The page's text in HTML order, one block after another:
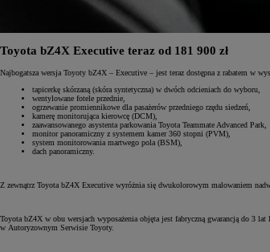
Toyota bZ4X Executive teraz od 181 900 zł
Najbogatsza wersja Toyoty bZ4X – Executive – jest teraz dostępna z rabatem w
tapicerkę skórzaną (skóra syntetyczna) w dwóch odcieniach do wyboru,
wentylowane fotele przednie,
ogrzewanie promiennikowe dla pasażerów przedniego rzędu siedzeń,
kamerę monitorująca kierowcę (DCM),
zaawansowanego asystenta parkowania Toyota Teammate Advanced Park,
monitor panoramiczny z systemem kamer 360 stopni (PVM),
system monitorowania martwego pola (BSM),
dach panoramiczny.
Z zewnątrz Toyota bZ4X Executive wyróżnia się dwukolorowym malowaniem
Toyota bZ4X w obu wersjach wyposażenia objęta jest fabryczną gwarancją do 3
w Autoryzownym Serwisie Toyoty.